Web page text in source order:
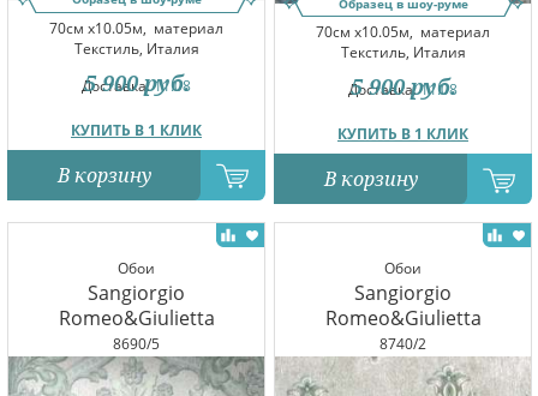
70см x10.05м, материал
Текстиль, Италия
Доставка:11.08
КУПИТЬ В 1 КЛИК
5 900 руб.
В корзину
70см x10.05м, материал
Текстиль, Италия
Доставка:11.08
КУПИТЬ В 1 КЛИК
5 900 руб.
В корзину
Обои
Sangiorgio
Romeo&Giulietta
8690/5
Обои
Sangiorgio
Romeo&Giulietta
8740/2